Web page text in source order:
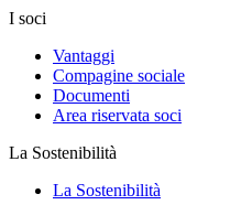
I soci
Vantaggi
Compagine sociale
Documenti
Area riservata soci
La Sostenibilità
La Sostenibilità